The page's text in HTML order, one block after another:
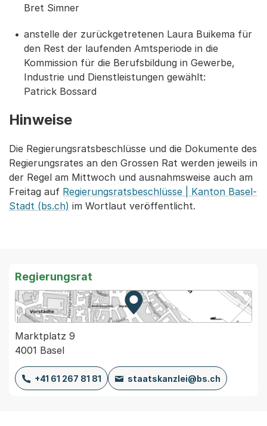
Bret Simner
anstelle der zurückgetretenen Laura Buikema für
den Rest der laufenden Amtsperiode in die
Kommission für die Berufsbildung in Gewerbe,
Industrie und Dienstleistungen gewählt:
Patrick Bossard
Hinweise
Die Regierungsratsbeschlüsse und die Dokumente des
Regierungsrates an den Grossen Rat werden jeweils in
der Regel am Mittwoch und ausnahmsweise auch am
Freitag auf Regierungsratsbeschlüsse | Kanton Basel-
Stadt (bs.ch) im Wortlaut veröffentlicht.
Regierungsrat
Zur Karte von MapBS.
Externer Link, wird in einem
Marktplatz 9
4001 Basel
+41 61 267 81 81 staatskanzlei@bs.ch